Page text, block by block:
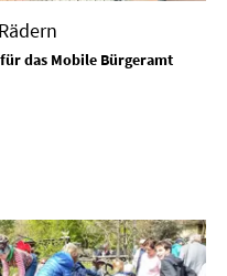
das Mobile Bürgeramt